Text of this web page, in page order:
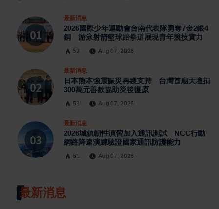
最新消息
2026國際少年運動會台南代表隊勇奪7金2銀4
銅 游泳射箭籃球跆拳道展現青年競技實力
53 Aug 07, 2026
最新消息
日本熊本強震賑災再獲支持 台灣首廟天壇捐
300萬元善款協助災後復原
53 Aug 07, 2026
最新消息
2026城鎮韌性演習加入通訊測試 NCC行動
網路降速演練驗證國家通訊防護能力
61 Aug 07, 2026
最新消息